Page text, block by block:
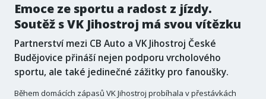
Emoce ze sportu a radost z jízdy.
Soutěž s VK Jihostroj má svou vítězku
Partnerství mezi CB Auto a VK Jihostroj České
Budějovice přináší nejen podporu vrcholového
sportu, ale také jedinečné zážitky pro fanoušky.
Během domácích zápasů VK Jihostroj probíhala v přestávkách